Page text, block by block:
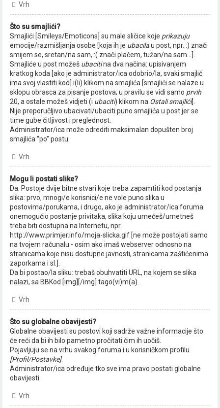
Vrh
Što su smajlići?
Smajlići [Smileys/Emoticons] su male sličice koje prikazuju
emocije/razmišljanja osobe [koja ih je ubacilau post, npr. :) znači
smijem se, sretan/na sam, :( znači plačem, tužan/na sam...].
Smajliće u post možeš ubacitina dva načina: upisivanjem
kratkog koda [ako je administrator/ica odobrio/la, svaki smajlić
ima svoj vlastiti kod] i(li) klikom na smajlića [smajlići se nalaze u
sklopu obrasca za pisanje postova; u pravilu se vidi samo prvih
20, a ostale možeš vidjeti (i ubaciti) klikom na Ostali smajlići].
Nije preporučljivo ubacivati/ubaciti puno smajlića u post jer se
time gube čitljivost i preglednost.
Administrator/ica može odrediti maksimalan dopušten broj
smajlića “po” postu.
Vrh
Mogu li postati slike?
Da. Postoje dvije bitne stvari koje treba zapamtiti kod postanja
slika: prvo, mnogi/e korisnici/e ne vole puno slika u
postovima/porukama, i drugo, ako je administrator/ica foruma
onemogućio postanje privitaka, slika koju umećeš/umetneš
treba biti dostupna na Internetu, npr.
http://www.primjer.info/moja-slicka.gif [ne može postojati samo
na tvojem računalu - osim ako imaš webserver odnosno na
stranicama koje nisu dostupne javnosti, stranicama zaštićenima
zaporkama i sl.].
Da bi postao/la sliku: trebaš obuhvatiti URL, na kojem se slika
nalazi, sa BBKod [img][/img] tago(vi)m(a).
Vrh
Što su globalne obavijesti?
Globalne obavijesti su postovi koji sadrže važne informacije što
će reći da bi ih bilo pametno pročitati čim ih uočiš.
Pojavljuju se na vrhu svakog foruma i u korisničkom profilu
[Profil/Postavke].
Administrator/ica određuje tko sve ima pravo postati globalne
obavijesti.
Vrh